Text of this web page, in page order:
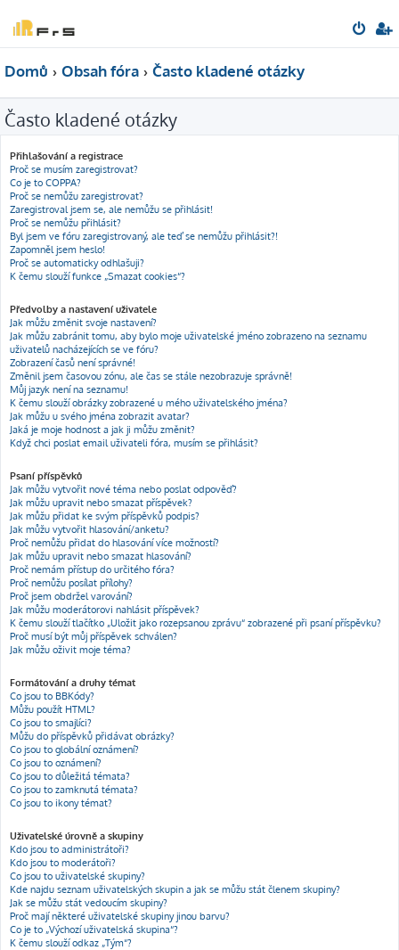
Domů Obsah fóra Často kladené otázky
Často kladené otázky
Přihlašování a registrace
Proč se musím zaregistrovat?
Co je to COPPA?
Proč se nemůžu zaregistrovat?
Zaregistroval jsem se, ale nemůžu se přihlásit!
Proč se nemůžu přihlásit?
Byl jsem ve fóru zaregistrovaný, ale teď se nemůžu přihlásit?!
Zapomněl jsem heslo!
Proč se automaticky odhlašuji?
K čemu slouží funkce „Smazat cookies“?
Předvolby a nastavení uživatele
Jak můžu změnit svoje nastavení?
Jak můžu zabránit tomu, aby bylo moje uživatelské jméno zobrazeno na seznamu
uživatelů nacházejících se ve fóru?
Zobrazení časů není správné!
Změnil jsem časovou zónu, ale čas se stále nezobrazuje správně!
Můj jazyk není na seznamu!
K čemu slouží obrázky zobrazené u mého uživatelského jména?
Jak můžu u svého jména zobrazit avatar?
Jaká je moje hodnost a jak ji můžu změnit?
Když chci poslat email uživateli fóra, musím se přihlásit?
Psaní příspěvků
Jak můžu vytvořit nové téma nebo poslat odpověď?
Jak můžu upravit nebo smazat příspěvek?
Jak můžu přidat ke svým příspěvků podpis?
Jak můžu vytvořit hlasování/anketu?
Proč nemůžu přidat do hlasování více možností?
Jak můžu upravit nebo smazat hlasování?
Proč nemám přístup do určitého fóra?
Proč nemůžu posílat přílohy?
Proč jsem obdržel varování?
Jak můžu moderátorovi nahlásit příspěvek?
K čemu slouží tlačítko „Uložit jako rozepsanou zprávu“ zobrazené při psaní příspěvku?
Proč musí být můj příspěvek schválen?
Jak můžu oživit moje téma?
Formátování a druhy témat
Co jsou to BBKódy?
Můžu použít HTML?
Co jsou to smajlíci?
Můžu do příspěvků přidávat obrázky?
Co jsou to globální oznámení?
Co jsou to oznámení?
Co jsou to důležitá témata?
Co jsou to zamknutá témata?
Co jsou to ikony témat?
Uživatelské úrovně a skupiny
Kdo jsou to administrátoři?
Kdo jsou to moderátoři?
Co jsou to uživatelské skupiny?
Kde najdu seznam uživatelských skupin a jak se můžu stát členem skupiny?
Jak se můžu stát vedoucím skupiny?
Proč mají některé uživatelské skupiny jinou barvu?
Co je to „Výchozí uživatelská skupina“?
K čemu slouží odkaz „Tým“?